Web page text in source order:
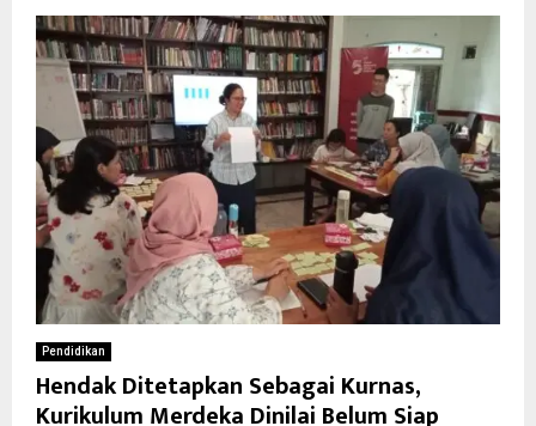
Pendidikan
Hendak Ditetapkan Sebagai Kurnas,
Kurikulum Merdeka Dinilai Belum Siap